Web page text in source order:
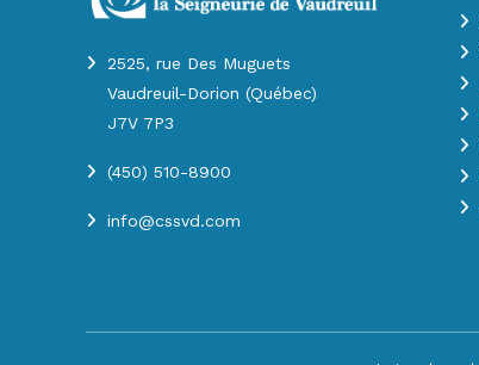
2525, rue Des Muguets
Vaudreuil-Dorion (Québec)
J7V 7P3
(450) 510-8900
info@cssvd.com